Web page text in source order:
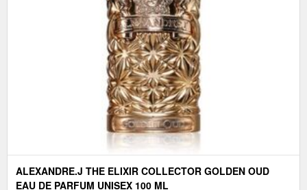
ALEXANDRE.J THE ELIXIR COLLECTOR GOLDEN OUD
EAU DE PARFUM UNISEX 100 ML